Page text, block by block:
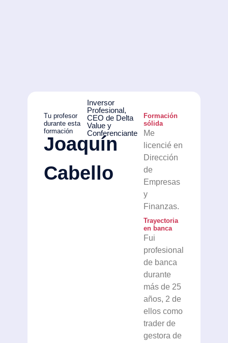
Tu profesor
durante esta
formación
Joaquín
Cabello
Inversor
Profesional,
CEO de Delta
Value y
Conferenciante
Formación
sólida
Me
licencié en
Dirección
de
Empresas
y
Finanzas.
Trayectoria
en banca
Fui
profesional
de banca
durante
más de 25
años, 2 de
ellos como
trader de
gestora de